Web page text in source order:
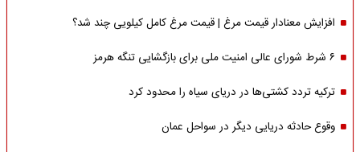
افزایش معنادار قیمت مرغ | قیمت مرغ کامل کیلویی چند شد؟
۶ شرط شورای عالی امنیت ملی برای بازگشایی تنگه هرمز
ترکیه تردد کشتی‌ها در دریای سیاه را محدود کرد
وقوع حادثه دریایی دیگر در سواحل عمان